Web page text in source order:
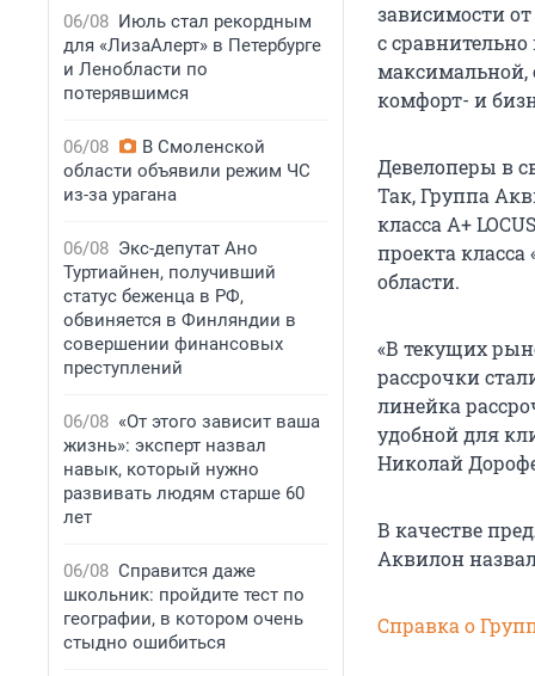
06/08 Июль стал рекордным
для «ЛизаАлерт» в Петербурге
и Ленобласти по
потерявшимся
06/08
В Смоленской
области объявили режим ЧС
из-за урагана
06/08 Экс-депутат Ано
Туртиайнен, получивший
статус беженца в РФ,
обвиняется в Финляндии в
совершении финансовых
преступлений
06/08 «От этого зависит ваша
жизнь»: эксперт назвал
навык, который нужно
развивать людям старше 60
лет
06/08 Справится даже
школьник: пройдите тест по
географии, в котором очень
стыдно ошибиться
зависимости
с
максимальной,
комфорт- и
Девелоперы в
Так, Группа
класса А+
проекта
области.
«В текущих
рассрочки
линейка
удобной для
Николай
В качестве
Аквилон
Справка о